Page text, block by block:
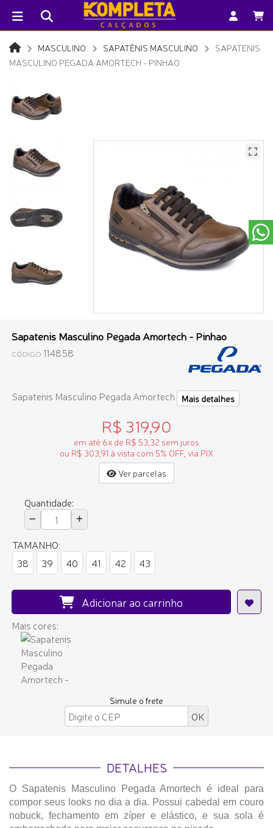
MASCULINO SAPATÊNIS MASCULINO
SAPATENIS
MASCULINO PEGADA AMORTECH - PINHAO
Sapatenis Masculino Pegada Amortech - Pinhao
CÓDIGO 114858
Sapatenis Masculino Pegada Amortech Mais detalhes
R$ 319,90
em até 6x de R$ 53,32 sem juros
ou R$ 303,91 à vista com 5% OFF, via PIX
Ver parcelas
Quantidade:
TAMANHO:
38
39 40 41 42 43
Adicionar ao carrinho
Mais cores:
Simule o frete
DETALHES
O Sapatenis Masculino Pegada Amortech é ideal para
compor seus looks no dia a dia. Possui cabedal em couro
nobuck, fechamento em zíper e elástico, e sua sola é